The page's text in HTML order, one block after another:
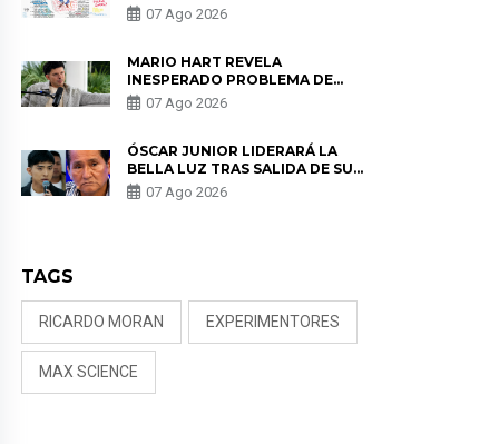
07 Ago 2026
MARIO HART REVELA
INESPERADO PROBLEMA DE
SALUD ANTES DE SEPARARSE DE
KORINA: “ME ENCONTRARON UN
07 Ago 2026
ÓSCAR JUNIOR LIDERARÁ LA
BELLA LUZ TRAS SALIDA DE SU
PADRE POR POLÉMICA CON
NALDY SALDAÑA
07 Ago 2026
TAGS
RICARDO MORAN EXPERIMENTORES
MAX SCIENCE